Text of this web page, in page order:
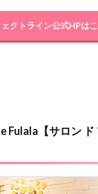
クトライン公式HPは
Fulala【サロン ド